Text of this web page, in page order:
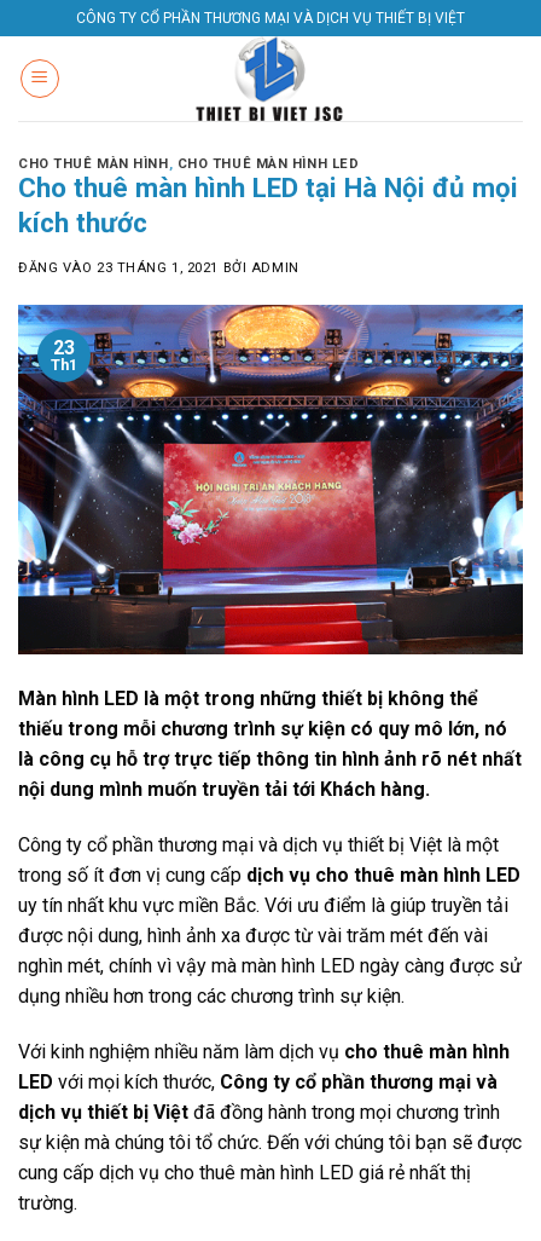
qua
nội
dung
CÔNG TY CỔ PHẦN THƯƠNG MẠI VÀ DỊCH VỤ THIẾT BỊ VIỆT
CHO THUÊ MÀN HÌNH, CHO THUÊ MÀN HÌNH LED
Cho thuê màn hình LED tại Hà Nội đủ mọi
kích thước
ĐĂNG VÀO 23 THÁNG 1, 2021 BỞI ADMIN
23
Th1
Màn hình LED là một trong những thiết bị không thể
thiếu trong mỗi chương trình sự kiện có quy mô lớn, nó
là công cụ hỗ trợ trực tiếp thông tin hình ảnh rõ nét nhất
nội dung mình muốn truyền tải tới Khách hàng.
Công ty cổ phần thương mại và dịch vụ thiết bị Việt là một
trong số ít đơn vị cung cấp dịch vụ cho thuê màn hình LED
uy tín nhất khu vực miền Bắc. Với ưu điểm là giúp truyền tải
được nội dung, hình ảnh xa được từ vài trăm mét đến vài
nghìn mét, chính vì vậy mà màn hình LED ngày càng được sử
dụng nhiều hơn trong các chương trình sự kiện.
Với kinh nghiệm nhiều năm làm dịch vụ cho thuê màn hình
LED với mọi kích thước, Công ty cổ phần thương mại và
dịch vụ thiết bị Việt đã đồng hành trong mọi chương trình
sự kiện mà chúng tôi tổ chức. Đến với chúng tôi bạn sẽ được
cung cấp dịch vụ cho thuê màn hình LED giá rẻ nhất thị
trường.